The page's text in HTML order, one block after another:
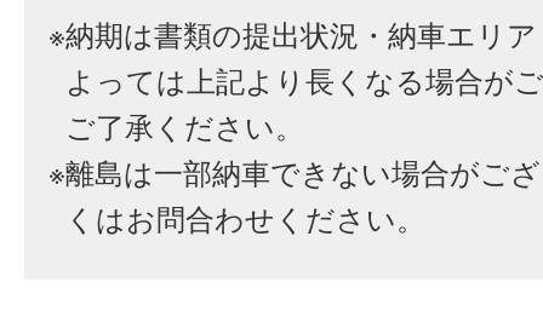
※納期は書類の提出状況・納車エリ
よっては上記より長くなる場合が
ご了承ください。
※離島は一部納車できない場合がご
くはお問合わせください。